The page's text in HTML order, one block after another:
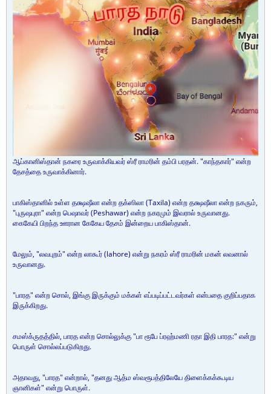
ஆப்கானிஸ்தான் நகரை உருவாக்கியவர் ஸ்ரீ ராமரின் தம்பி பரதன். "காந்தகார்" என்ற
தேசத்தை உருவாக்கினார்.
பாகிஸ்தானில் உள்ள தக்ஷஷீலா என்ற தக்ஸிலா (Taxila) என்ற தக்ஷஷீலா என்ற நகரும்,
"புருஷபுரா" என்ற பெஷாவர் (Peshawar) என்ற நகரமும் இவரால் உருவானது.
கைகேயி பிறந்த ஊரான கேகேய தேசம் இன்றைய பாகிஸ்தான்.
மேலும், "லவபுறம்" என்ற லாகூர் (lahore) என்று நகரம் ஸ்ரீ ராமரின் மகன் லவனால்
உருவானது.
"பாரத" என்ற சொல், இங்கு இருக்கும் மக்கள் எப்படிப்பட்டவர்கள் என்பதை குறிப்பதாக
இருக்கிறது.
சமஸ்க்ருதத்தில், பாரத என்ற சொல்லுக்கு "பா ரூபே ப்ரஹ்மணி ரதா இதி பாரத:" என்று
பொருள் சொல்லப்படுகிறது.
அதாவது, "பாரத" என்றால், "தனது ஆத்ம ஸ்வரூபத்திலேயே திளைக்கக்கூடிய
ஞானிகள்" என்று பொருள்.